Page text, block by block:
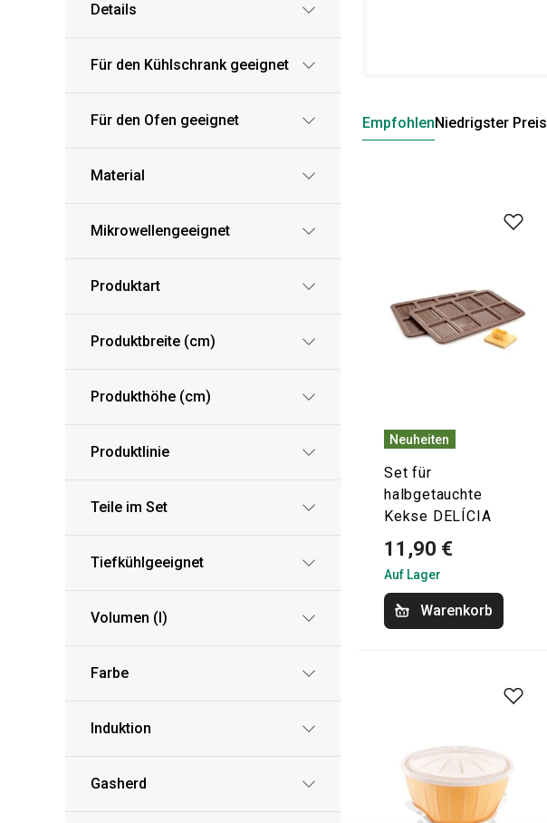
Details
Für den Kühlschrank geeignet
Für den Ofen geeignet
Material
Mikrowellengeeignet
Produktart
Produktbreite (cm)
Produkthöhe (cm)
Produktlinie
Teile im Set
Tiefkühlgeeignet
Volumen (l)
Farbe
Induktion
Gasherd
EmpfohlenNiedrigster Preis
Neuheiten
Set für
halbgetauchte
Kekse DELÍCIA
11,90 €
Auf Lager
Warenkorb